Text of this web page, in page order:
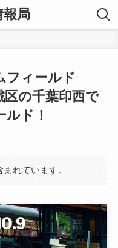
局
フィールド
区の千葉印西で
ド！
れています。